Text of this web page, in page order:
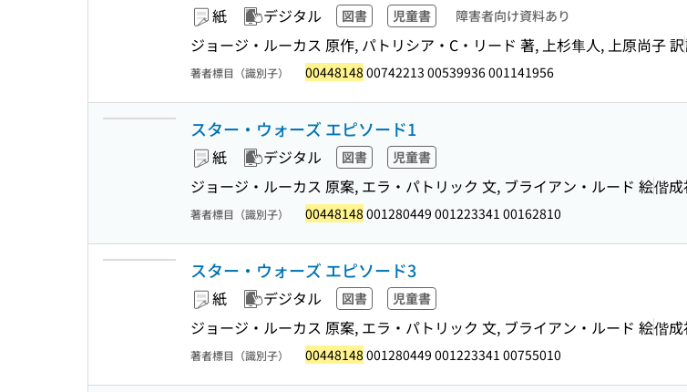
紙 デジタル 図書 児童書 障害者向け資料あり
ジョージ・ルーカス 原作, パトリシア・C・リード 著, 上杉隼人, 上原尚子 訳
著者標目（識別子） 00448148 00742213 00539936 001141956
スター・ウォーズ エピソード1
紙 デジタル 図書 児童書
ジョージ・ルーカス 原案, エラ・パトリック 文, ブライアン・ルード 絵偕
著者標目（識別子） 00448148 001280449 001223341 00162810
スター・ウォーズ エピソード3
紙 デジタル 図書 児童書
ジョージ・ルーカス 原案, エラ・パトリック 文, ブライアン・ルード 絵偕
著者標目（識別子） 00448148 001280449 001223341 00755010